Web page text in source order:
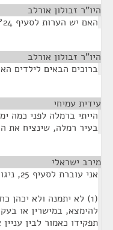
היו"ר זבולון אורלב
האם יש הערות לסעיף 24? אין.
היו"ר זבולון אורלב
ברוכים הבאים לילדים
עידית עמיחי
הייתי ברמלה לפני כמה
בעיר רמלה, שינציח את
מירב ישראלי
אני עוברת לסעיף 25, ניגוד עניינים:
(1) לא יתמנה ולא יכהן
להימצא, במישרין או
תפקידו כאמור לבין